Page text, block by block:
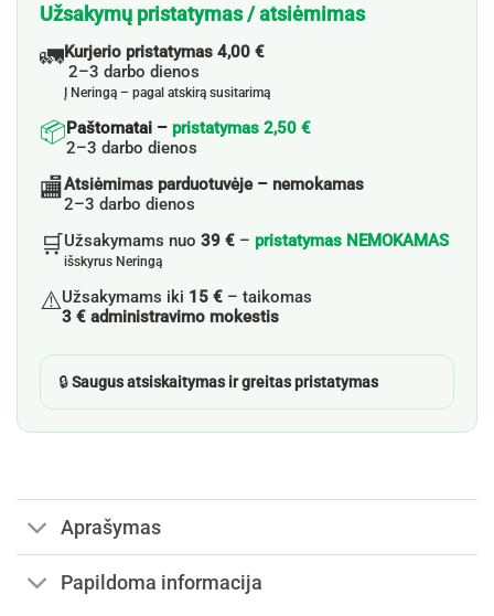
Užsakymų pristatymas / atsiėmimas
🚛Kurjerio pristatymas 4,00 €
2–3 darbo dienos
Į Neringą – pagal atskirą susitarimą
📦Paštomatai – pristatymas 2,50 €
2–3 darbo dienos
🏬Atsiėmimas parduotuvėje – nemokamas
2–3 darbo dienos
🛒Užsakymams nuo 39 € – pristatymas NEMOKAMAS
išskyrus Neringą
⚠️Užsakymams iki 15 € – taikomas
3 € administravimo mokestis
🔒Saugus atsiskaitymas ir greitas pristatymas
Aprašymas
Papildoma informacija